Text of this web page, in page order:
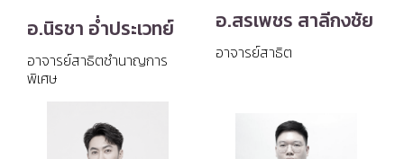
อ.นิรชา อ่ำประเวทย์
อาจารย์สาธิตชำนาญการ
พิเศษ
อ.สรเพชร สาลีกงชัย
อาจารย์สาธิต